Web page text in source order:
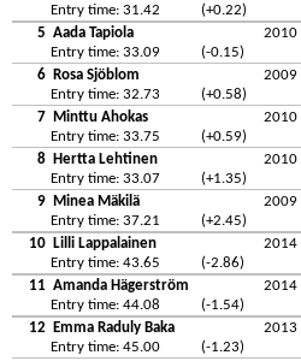
Entry time: 31.42
(+0.22)
5 Aada Tapiola 2010
Entry time: 33.09
(-0.15)
6
Rosa Sjöblom 2009
Entry time: 32.73
(+0.58)
7
Minttu Ahokas 2010
Entry time: 33.75
(+0.59)
8
Hertta Lehtinen 2010
Entry time: 33.07
(+1.35)
9
Minea Mäkilä 2009
Entry time: 37.21
(+2.45)
10
Lilli Lappalainen 2014
Entry time: 43.65
(-2.86)
11 Amanda Hägerström 2014
Entry time: 44.08
(-1.54)
12
Emma Raduly Baka 2013
Entry time: 45.00
(-1.23)